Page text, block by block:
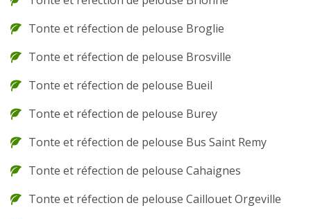
Tonte et réfection de pelouse Broglie
Tonte et réfection de pelouse Brosville
Tonte et réfection de pelouse Bueil
Tonte et réfection de pelouse Burey
Tonte et réfection de pelouse Bus Saint Remy
Tonte et réfection de pelouse Cahaignes
Tonte et réfection de pelouse Caillouet Orgeville